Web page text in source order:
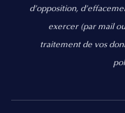
d’opposition,
exercer (par mail
traitement de vos